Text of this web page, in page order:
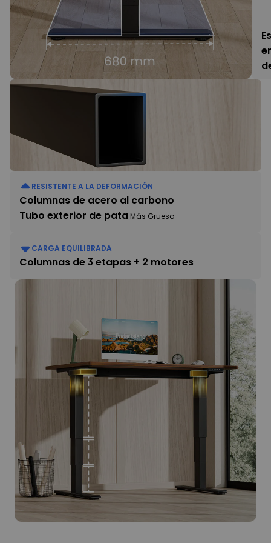
RESISTENTE A LA DEFORMACIÓN
Columnas de acero al carbono
Tubo exterior de pata Más Grueso
CARGA EQUILIBRADA
Columnas de 3 etapas + 2 motores